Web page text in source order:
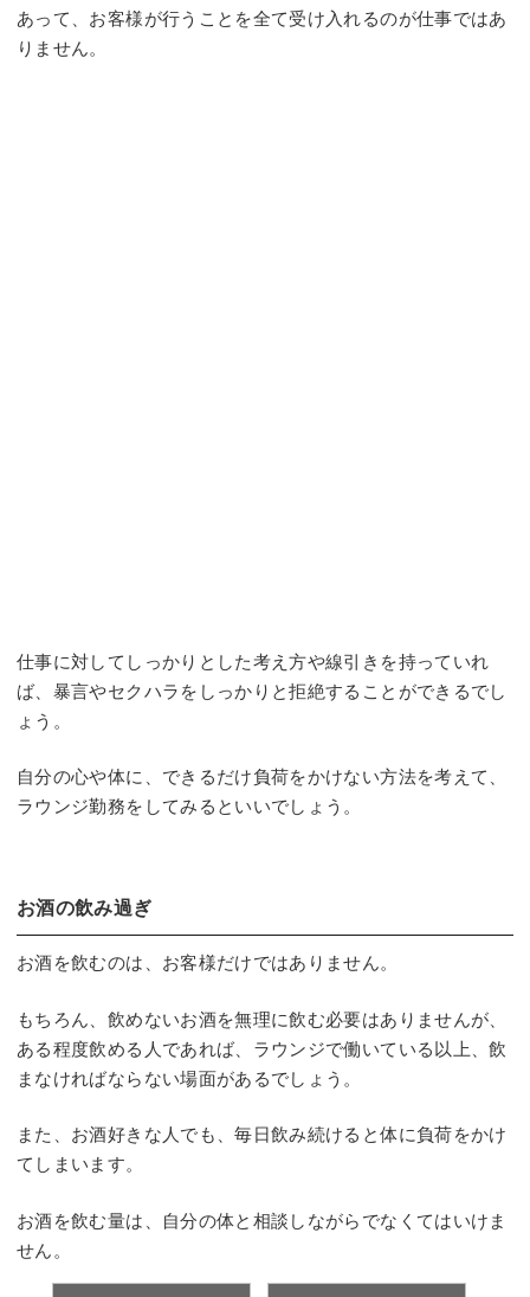
あって、お客様が行うことを全て受け入れるのが仕事ではあ
りません。
仕事に対してしっかりとした考え方や線引きを持っていれ
ば、暴言やセクハラをしっかりと拒絶することができるでし
ょう。
自分の心や体に、できるだけ負荷をかけない方法を考えて、
ラウンジ勤務をしてみるといいでしょう。
お酒の飲み過ぎ
お酒を飲むのは、お客様だけではありません。
もちろん、飲めないお酒を無理に飲む必要はありませんが、
ある程度飲める人であれば、ラウンジで働いている以上、飲
まなければならない場面があるでしょう。
また、お酒好きな人でも、毎日飲み続けると体に負荷をかけ
てしまいます。
お酒を飲む量は、自分の体と相談しながらでなくてはいけま
せん。